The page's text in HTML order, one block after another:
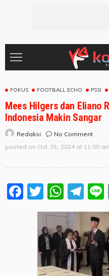
FOKUS FOOTBALL ECHO PSSI
Mees Hilgers dan Eliano
Indonesia Makin Sangar
Redaksi
No Comment
posted on Oct. 01, 2024 at 11:00
Facebook
Twitter